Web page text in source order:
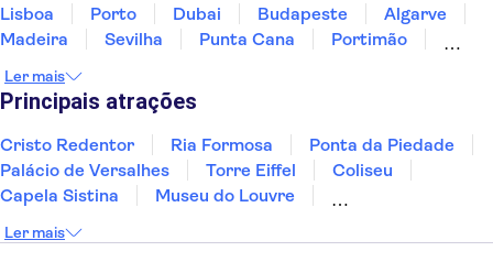
Lisboa
Porto Dubai Budapeste
Algarve
Madeira
Sevilha Punta Cana
Portimão
Sesimbra
Ler mais
Principais atrações
Cristo Redentor Ria Formosa
Ponta da Piedade
Palácio de Versalhes
Torre Eiffel
Coliseu
Capela Sistina
Museu do Louvre
Torre de Belém
Caminito del Rey
Ler mais